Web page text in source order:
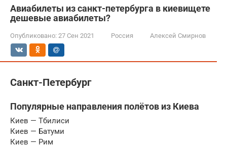
Авиабилеты из санкт-петербурга в киевищете
дешевые авиабилеты?
Опубликовано: 27 Сен 2021 Россия Алексей Смирнов
Санкт-Петербург
Популярные направления полётов из Киева
Киев — Тбилиси
Киев — Батуми
Киев — Рим